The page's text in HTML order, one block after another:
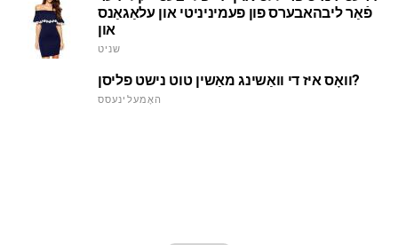
פֿאַר ליבהאבערס פון פעמיניניטי און עלאַגאַנס
און
שניט
וואָס איז די וואַשינג מאַשין טוט נישט פליסן?
האָמעלינעסס